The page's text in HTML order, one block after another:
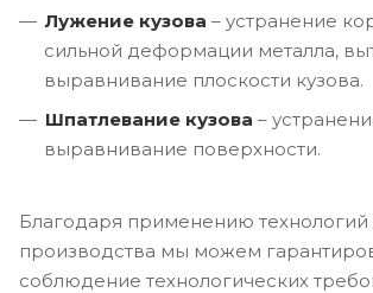
Лужение кузова – устранение
сильной деформации металла,
выравнивание плоскости кузова.
Шпатлевание кузова –
выравнивание поверхности.
Благодаря применению
производства мы можем
соблюдение технологических